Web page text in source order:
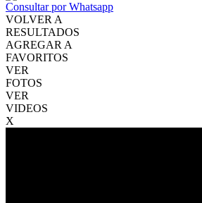
Consultar por Whatsapp
VOLVER A
RESULTADOS
AGREGAR A
FAVORITOS
VER
FOTOS
VER
VIDEOS
X